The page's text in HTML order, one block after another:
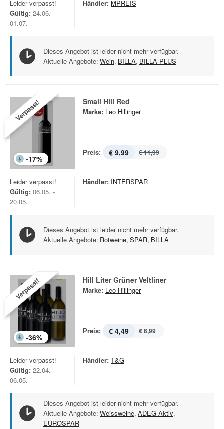
Leider verpasst!
Gültig: 24.06. -
01.07.
Händler: MPREIS
Dieses Angebot ist leider nicht mehr verfügbar.
Aktuelle Angebote: Wein, BILLA, BILLA PLUS
Verpasst!
-17%
Small Hill Red
Marke: Leo Hillinger
Preis: € 9,99 € 11,99
Leider verpasst!
Gültig: 06.05. -
20.05.
Händler: INTERSPAR
Dieses Angebot ist leider nicht mehr verfügbar.
Aktuelle Angebote: Rotweine, SPAR, BILLA
Verpasst!
-36%
Hill Liter Grüner Veltliner
Marke: Leo Hillinger
Preis: € 4,49 € 6,99
Leider verpasst!
Gültig: 22.04. -
06.05.
Händler: T&G
Dieses Angebot ist leider nicht mehr verfügbar.
Aktuelle Angebote: Weissweine, ADEG Aktiv,
EUROSPAR